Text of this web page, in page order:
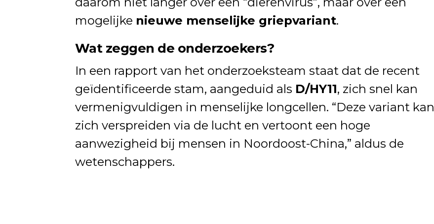
mogelijke nieuwe menselijke griepvariant.
Wat zeggen de onderzoekers?
In een rapport van het onderzoeksteam staat dat de recent
geïdentificeerde stam, aangeduid als D/HY11, zich snel kan
vermenigvuldigen in menselijke longcellen. “Deze variant kan
zich verspreiden via de lucht en vertoont een hoge
aanwezigheid bij mensen in Noordoost-China,” aldus de
wetenschappers.